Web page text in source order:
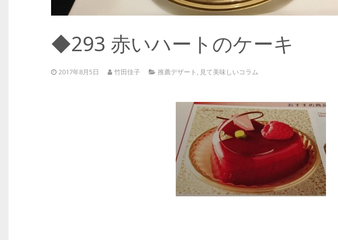
◆293 赤いハートのケーキ
2017年8月5日 竹田佳子 推薦デザート , 見て美味しいコラム